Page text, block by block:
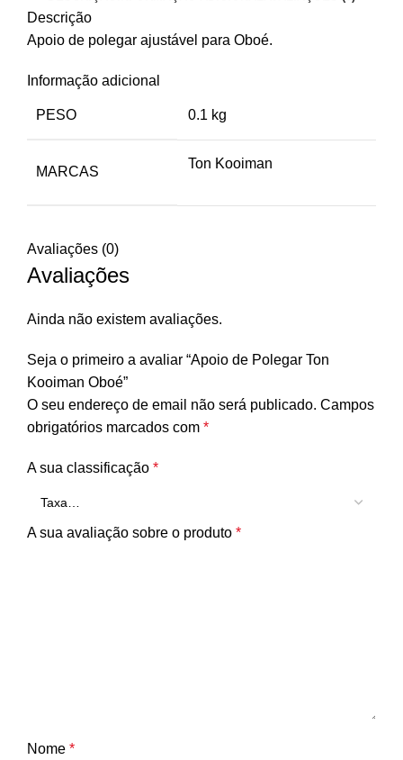
Descrição
Apoio de polegar ajustável para Oboé.
Informação adicional
PESO 0.1 kg
MARCAS
Ton Kooiman
Avaliações (0)
Avaliações
Ainda não existem avaliações.
Seja o primeiro a avaliar “Apoio de Polegar Ton
Kooiman Oboé”
O seu endereço de email não será publicado. Campos
obrigatórios marcados com *
A sua classificação *
A sua avaliação sobre o produto *
Nome *